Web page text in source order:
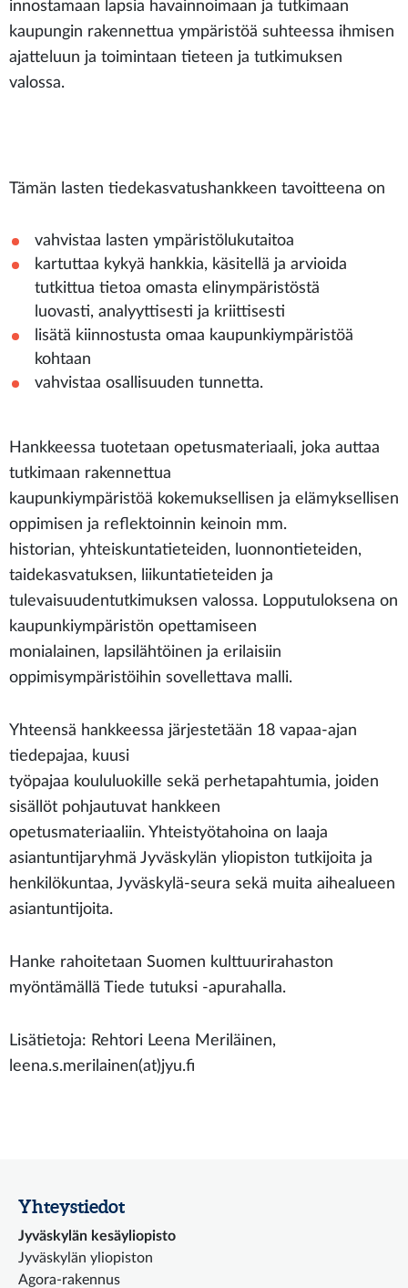
innostamaan lapsia havainnoimaan ja tutkimaan
kaupungin rakennettua ympäristöä suhteessa ihmisen
ajatteluun ja toimintaan tieteen ja tutkimuksen
valossa.
Tämän lasten tiedekasvatushankkeen tavoitteena on
vahvistaa lasten ympäristölukutaitoa
kartuttaa kykyä hankkia, käsitellä ja arvioida
tutkittua tietoa omasta elinympäristöstä
luovasti, analyyttisesti ja kriittisesti
lisätä kiinnostusta omaa kaupunkiympäristöä
kohtaan
vahvistaa osallisuuden tunnetta.
Hankkeessa tuotetaan opetusmateriaali, joka auttaa
tutkimaan rakennettua
kaupunkiympäristöä kokemuksellisen ja elämyksellisen
oppimisen ja reflektoinnin keinoin mm.
historian, yhteiskuntatieteiden, luonnontieteiden,
taidekasvatuksen, liikuntatieteiden ja
tulevaisuudentutkimuksen valossa. Lopputuloksena on
kaupunkiympäristön opettamiseen
monialainen, lapsilähtöinen ja erilaisiin
oppimisympäristöihin sovellettava malli.
Yhteensä hankkeessa järjestetään 18 vapaa-ajan
tiedepajaa, kuusi
työpajaa koululuokille sekä perhetapahtumia, joiden
sisällöt pohjautuvat hankkeen
opetusmateriaaliin. Yhteistyötahoina on laaja
asiantuntijaryhmä Jyväskylän yliopiston tutkijoita ja
henkilökuntaa, Jyväskylä-seura sekä muita aihealueen
asiantuntijoita.
Hanke rahoitetaan Suomen kulttuurirahaston
myöntämällä Tiede tutuksi -apurahalla.
Lisätietoja: Rehtori Leena Meriläinen,
leena.s.merilainen(at)jyu.fi
Yhteystiedot
Jyväskylän kesäyliopisto
Jyväskylän yliopiston
Agora-rakennus